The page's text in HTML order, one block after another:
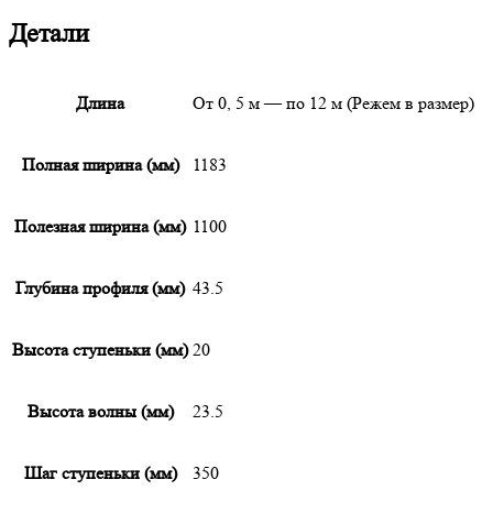
Детали
Длина От 0, 5 м — по 12 м (Режем в размер)
Полная ширина (мм) 1183
Полезная ширина (мм) 1100
Глубина профиля (мм) 43.5
Высота ступеньки (мм) 20
Высота волны (мм) 23.5
Шаг ступеньки (мм) 350